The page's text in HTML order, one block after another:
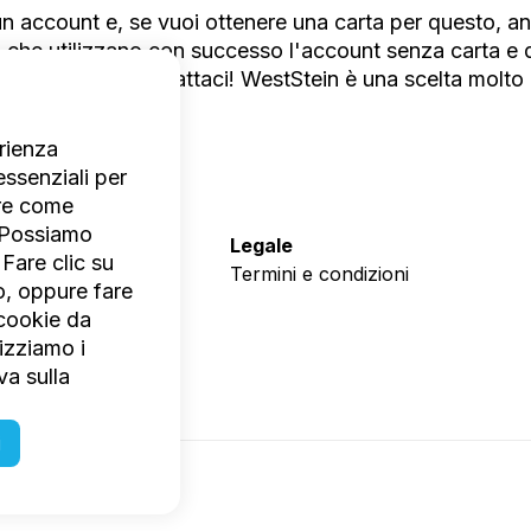
account e, se vuoi ottenere una carta per questo,
utilizzano con successo l'account senza carta
ostacolo. Contattaci! WestStein è una scelta
Azienda
Chi siamo
FAQ
Contatti
Carriera
Centro stampa
Legale
Termini e condizioni
per
come
clic su
oppure fare
da
i
sulla